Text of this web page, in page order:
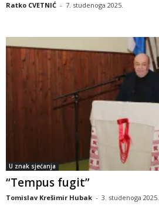
Ratko CVETNIĆ - 7. studenoga 2025.
U znak sjećanja
“Tempus fugit”
Tomislav Krešimir Hubak - 3. studenoga 2025.